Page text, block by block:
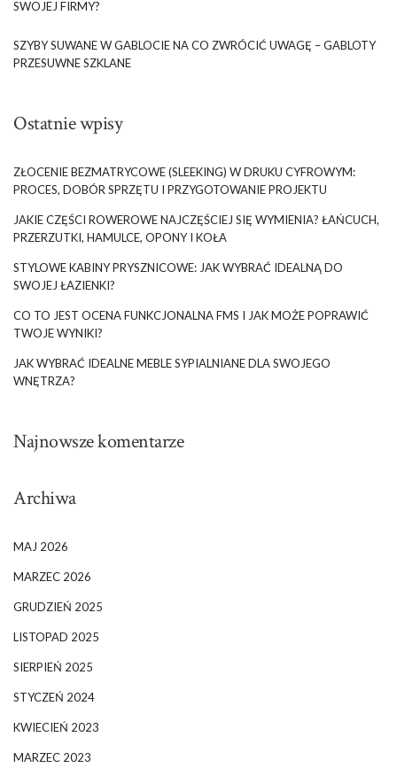
SWOJEJ FIRMY?
SZYBY SUWANE W GABLOCIE NA CO ZWRÓCIĆ UWAGĘ – GABLOTY
PRZESUWNE SZKLANE
Ostatnie wpisy
ZŁOCENIE BEZMATRYCOWE (SLEEKING) W DRUKU CYFROWYM:
PROCES, DOBÓR SPRZĘTU I PRZYGOTOWANIE PROJEKTU
JAKIE CZĘŚCI ROWEROWE NAJCZĘŚCIEJ SIĘ WYMIENIA? ŁAŃCUCH,
PRZERZUTKI, HAMULCE, OPONY I KOŁA
STYLOWE KABINY PRYSZNICOWE: JAK WYBRAĆ IDEALNĄ DO
SWOJEJ ŁAZIENKI?
CO TO JEST OCENA FUNKCJONALNA FMS I JAK MOŻE POPRAWIĆ
TWOJE WYNIKI?
JAK WYBRAĆ IDEALNE MEBLE SYPIALNIANE DLA SWOJEGO
WNĘTRZA?
Najnowsze komentarze
Archiwa
MAJ 2026
MARZEC 2026
GRUDZIEŃ 2025
LISTOPAD 2025
SIERPIEŃ 2025
STYCZEŃ 2024
KWIECIEŃ 2023
MARZEC 2023